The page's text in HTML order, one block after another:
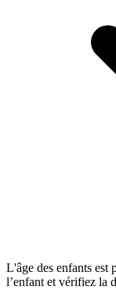
L'âge des enfants est
l’enfant et vérifiez la